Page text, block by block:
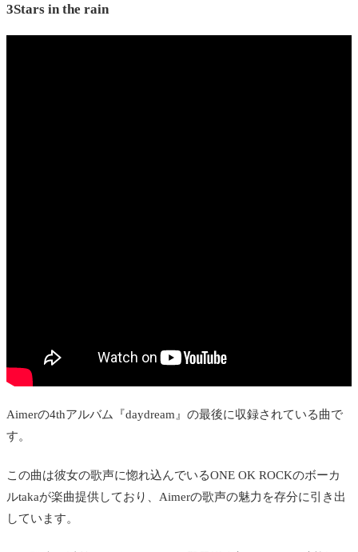
3Stars in the rain
Aimerの4thアルバム『daydream』の最後に収録されている曲で
す。
この曲は彼女の歌声に惚れ込んでいるONE OK ROCKのボーカ
ルtakaが楽曲提供しており、Aimerの歌声の魅力を存分に引き出
しています。